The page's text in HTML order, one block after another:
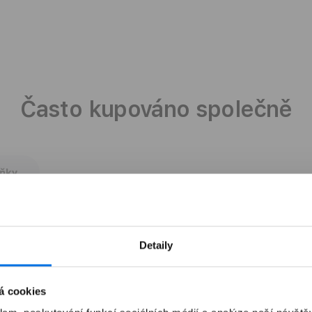
Detaily
cookies
Často kupováno společně